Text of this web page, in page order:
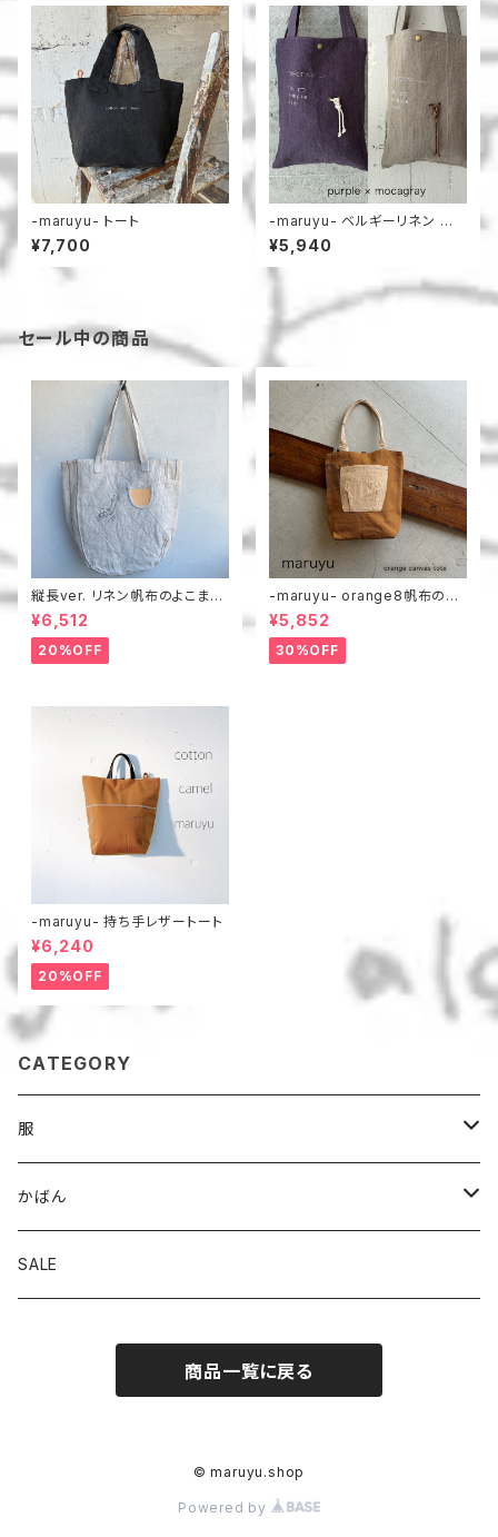
-maruyu- トート
¥7,700
-maruyu- ベルギーリネン 小
さめトート
¥5,940
セール中の商品
縦長ver. リネン帆布のよこまち
トート
¥6,512
20%OFF
-maruyu- orange8帆布のト
ート
¥5,852
30%OFF
-maruyu- 持ち手レザートート
¥6,240
20%OFF
CATEGORY
服
パンツ
スカート
かばん
トート
SALE
商品一覧に戻る
© maruyu.shop
Powered by